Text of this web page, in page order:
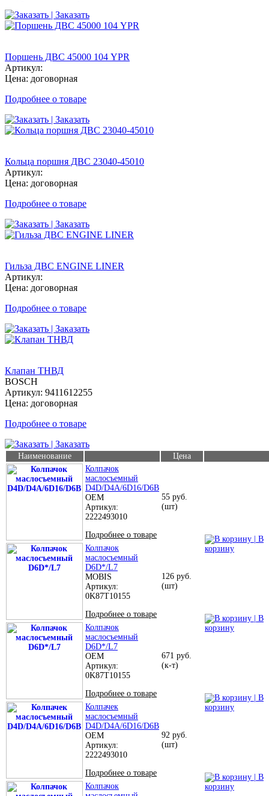
| Заказать
Поршень ДВС 45000 104 YPR
Артикул:
Цена: договорная
Подробнее о товаре
| Заказать
Кольца поршня ДВС 23040-45010
Артикул:
Цена: договорная
Подробнее о товаре
| Заказать
Гильза ДВС ENGINE LINER
Артикул:
Цена: договорная
Подробнее о товаре
| Заказать
Клапан ТНВД
BOSCH
Артикул: 9411612255
Цена: договорная
Подробнее о товаре
| Заказать
Наименование
Цена
Колпачок
маслосъемный
D4D/D4A/6D16/D6B
OEM
Артикул:
2222493010
Подробнее о товаре
55 руб.
(шт)
| В
корзину
Колпачок
маслосъемный
D6D*/L7
MOBIS
Артикул:
0K87T10155
Подробнее о товаре
126 руб.
(шт)
| В
корзину
Колпачок
маслосъемный
D6D*/L7
OEM
Артикул:
0K87T10155
Подробнее о товаре
671 руб.
(к-т)
| В
корзину
Колпачек
маслосъемный
D4D/D4A/6D16/D6B
OEM
Артикул:
2222493010
Подробнее о товаре
92 руб.
(шт)
| В
корзину
Колпачок